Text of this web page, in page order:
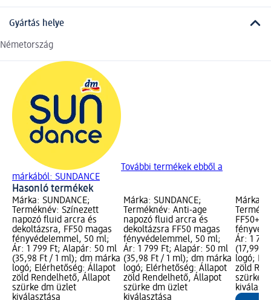
Gyártás helye
Németország
További termékek ebből a
márkából: SUNDANCE
Hasonló termékek
Márka: SUNDANCE;
Terméknév: Színezett
napozó fluid arcra és
dekoltázsra, FF50 magas
fényvédelemmel, 50 ml;
Ár: 1 799 Ft; Alapár: 50 ml
(35,98 Ft / 1 ml); dm márka
logó; Elérhetőség: Állapot
zöld Rendelhető, Állapot
szürke dm üzlet
kiválasztása
Márka: SUNDANCE;
Terméknév: Anti-age
napozó fluid arcra és
dekoltázsra FF50 magas
fényvédelemmel, 50 ml;
Ár: 1 799 Ft; Alapár: 50 ml
(35,98 Ft / 1 ml); dm márka
logó; Elérhetőség: Állapot
zöld Rendelhető, Állapot
szürke dm üzlet
kiválasztása
Márka:
FF50+
Ár: 1
(17,99
logó;
zöld
szürke